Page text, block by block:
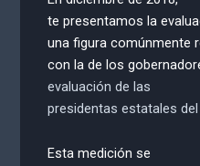
te presentamos la
una figura comúnmente
con la de los
evaluación de las
presidentas estatales del
Esta medición se